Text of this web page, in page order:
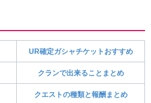
UR確定ガシャチケットおすすめ
クランで出来ることまとめ
クエストの種類と報酬まとめ